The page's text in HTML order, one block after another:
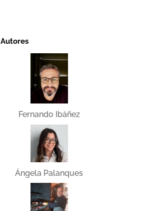
Autores
Fernando Ibáñez
Ángela Palanques